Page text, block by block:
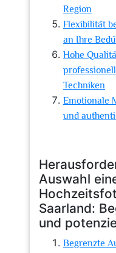
Region
Flexibilität
an Ihre
Hohe
Techniken
Emotionale
und
Auswahl
Saarland:
und
Begrenzte